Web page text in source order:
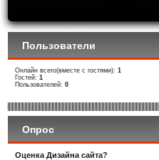
Пользователи
Онлайн всего(вместе с гостями): 1
Гостей: 1
Пользователей: 0
Опрос
Оценка Дизайна сайта?